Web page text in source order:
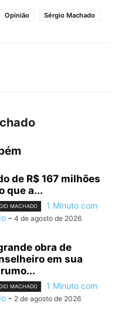
Opinião Sérgio Machado
de R$ 167 milhões
que a...
MACHADO
1 Minuto com
- 4 de agosto de 2026
obra de
em sua
MACHADO
1 Minuto com
- 2 de agosto de 2026